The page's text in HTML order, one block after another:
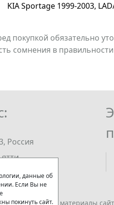
KIA Sportage 1999-2003,
покупкой обязательно
сомнения в
Россия
зд. 46
© Все права на материалы
данные об
Если Вы не
покинуть сайт.